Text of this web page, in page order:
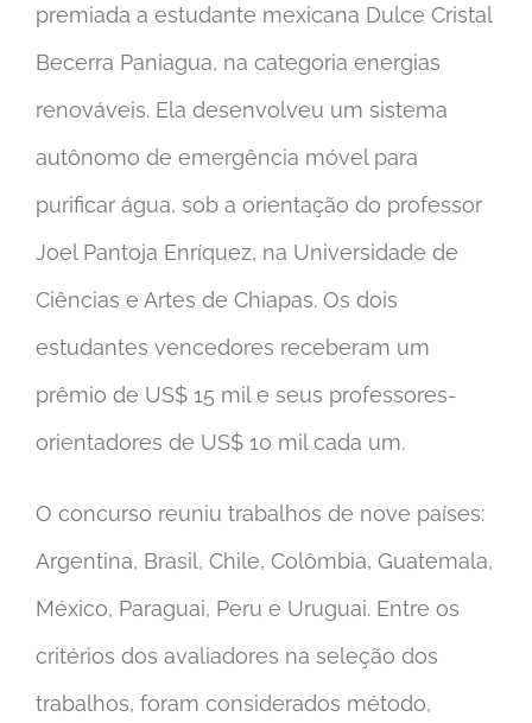
premiada a estudante mexicana Dulce Cristal
Becerra Paniagua, na categoria energias
renováveis. Ela desenvolveu um sistema
autônomo de emergência móvel para
purificar água, sob a orientação do professor
Joel Pantoja Enríquez, na Universidade de
Ciências e Artes de Chiapas. Os dois
estudantes vencedores receberam um
prêmio de US$ 15 mil e seus professores-
orientadores de US$ 10 mil cada um.
O concurso reuniu trabalhos de nove países:
Argentina, Brasil, Chile, Colômbia, Guatemala,
México, Paraguai, Peru e Uruguai. Entre os
critérios dos avaliadores na seleção dos
trabalhos, foram considerados método,